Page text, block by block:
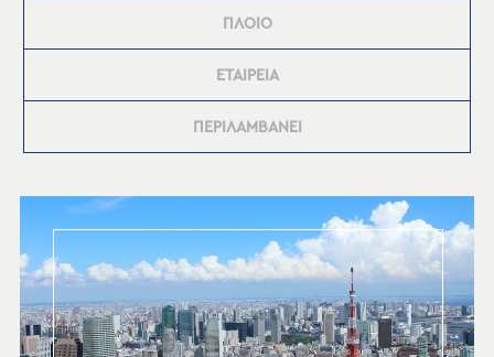
ΠΛΟΙΟ
ΕΤΑΙΡΕΙΑ
ΠΕΡΙΛΑΜΒΑΝΕΙ